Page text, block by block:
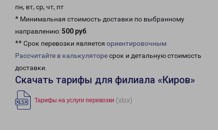
пн, вт, ср, чт, пт
* Минимальная стоимость доставки по выбранному
направлению: 500 руб.
** Срок перевозки является ориентировочным
Рассчитайте в калькуляторесрок и детальную стоимость
доставки.
Скачать тарифы для филиала «Киров»
Тарифы на услуги перевозки (xlsx)